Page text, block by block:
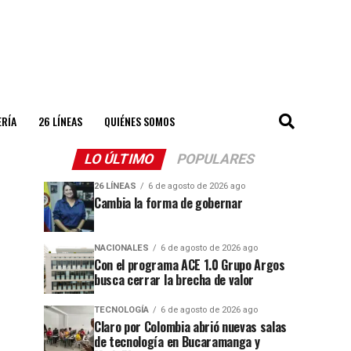
26 LÍNEAS QUIÉNES SOMOS
LO ÚLTIMO POPULARES
26 LÍNEAS 6 de agosto de 2026 ago
Cambia la forma de gobernar
NACIONALES 6 de agosto de 2026 ago
Con el programa ACE 1.0 Grupo Argos
busca cerrar la brecha de valor
TECNOLOGÍA 6 de agosto de 2026 ago
Claro por Colombia abrió nuevas salas
de tecnología en Bucaramanga y